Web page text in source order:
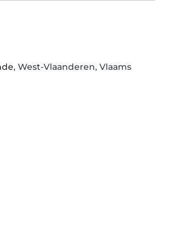
, West-Vlaanderen, Vlaams